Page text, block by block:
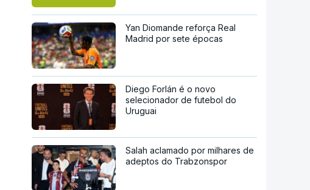
Yan Diomande reforça Real
Madrid por sete épocas
Diego Forlán é o novo
selecionador de futebol do
Uruguai
Salah aclamado por milhares de
adeptos do Trabzonspor